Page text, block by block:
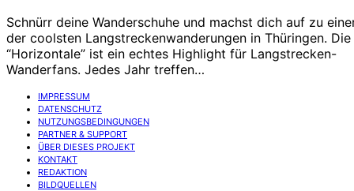
Schnürr deine Wanderschuhe und machst dich auf zu
der coolsten Langstreckenwanderungen in Thüringen. Die
“Horizontale” ist ein echtes Highlight für Langstrecken-
Wanderfans. Jedes Jahr treffen…
IMPRESSUM
DATENSCHUTZ
NUTZUNGSBEDINGUNGEN
PARTNER & SUPPORT
ÜBER DIESES PROJEKT
KONTAKT
REDAKTION
BILDQUELLEN